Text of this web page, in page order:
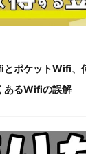
とポケットWifi、
あるWifiの誤解